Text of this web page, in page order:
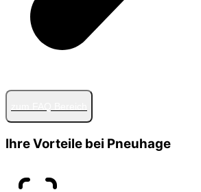
Ihre Vorteile bei Pneuhage